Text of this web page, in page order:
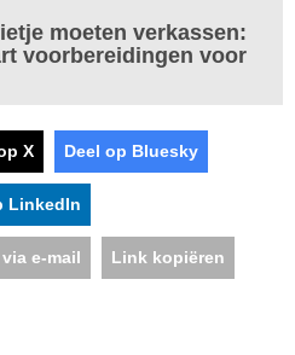
moeten verkassen:
voorbereidingen voor
X Deel op Bluesky
LinkedIn
via e-mail Link kopiëren